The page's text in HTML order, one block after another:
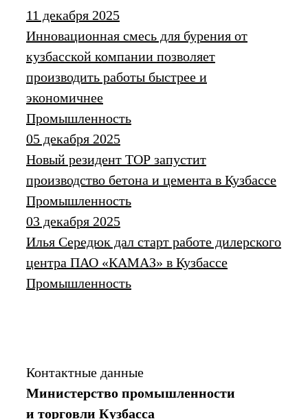
11 декабря 2025
Инновационная смесь для бурения от
кузбасской компании позволяет
производить работы быстрее и
экономичнее
Промышленность
05 декабря 2025
Новый резидент ТОР запустит
производство бетона и цемента в Кузбассе
Промышленность
03 декабря 2025
Илья Середюк дал старт работе дилерского
центра ПАО «КАМАЗ» в Кузбассе
Промышленность
Контактные данные
Министерство промышленности
и торговли Кузбасса